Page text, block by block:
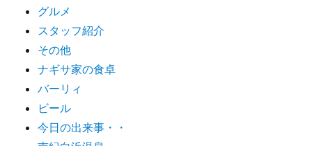
グルメ
スタッフ紹介
その他
ナギサ家の食卓
バーリィ
ビール
今日の出来事・・